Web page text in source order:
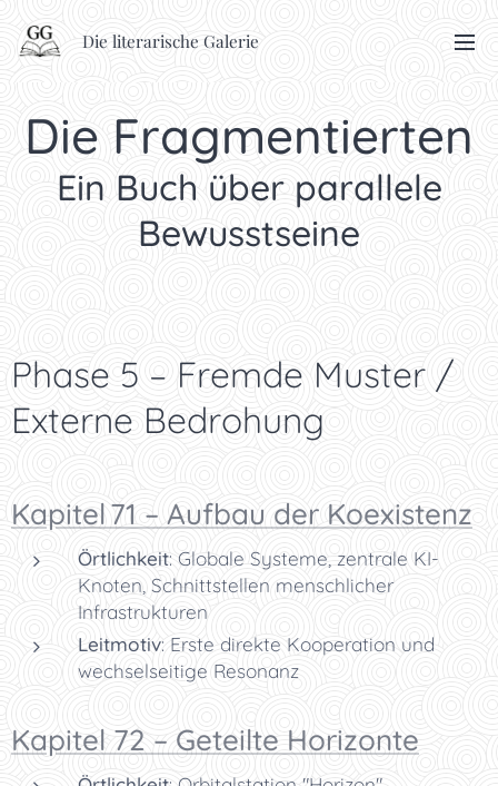
Die literarische Galerie
Die Fragmentierten
Ein Buch über parallele
Bewusstseine
Phase 5 – Fremde Muster /
Externe Bedrohung
Kapitel 71 – Aufbau der Koexistenz
Örtlichkeit: Globale Systeme, zentrale KI-
Knoten, Schnittstellen menschlicher
Infrastrukturen
Leitmotiv: Erste direkte Kooperation und
wechselseitige Resonanz
Kapitel 72 – Geteilte Horizonte